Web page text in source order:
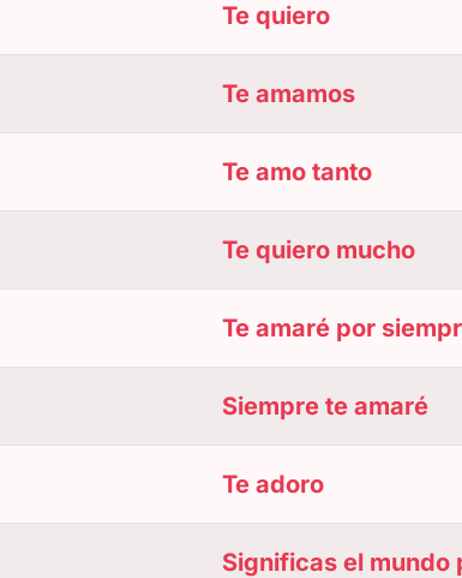
Te quiero
Te amamos
Te amo tanto
Te quiero mucho
Te amaré por
Siempre te amaré
Te adoro
Significas el mundo